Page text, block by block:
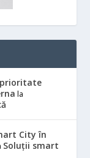
la
City în
Soluții smart